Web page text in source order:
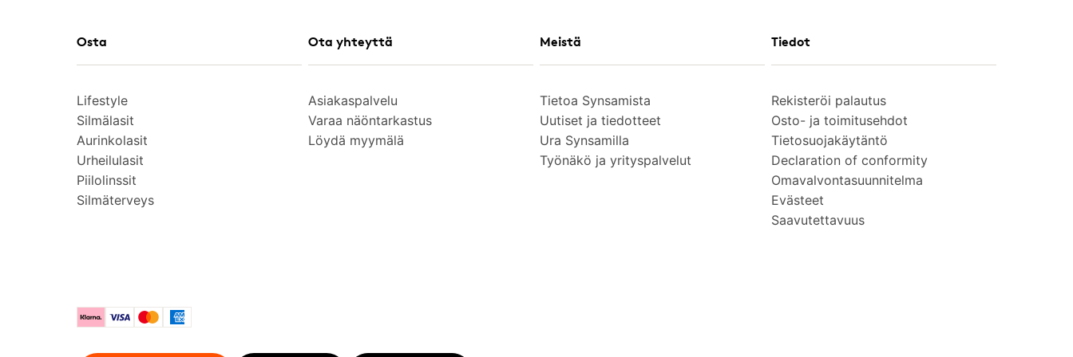
Osta
Lifestyle
Silmälasit
Aurinkolasit
Urheilulasit
Piilolinssit
Silmäterveys
Ota yhteyttä
Asiakaspalvelu
Varaa näöntarkastus
Löydä myymälä
Meistä
Tietoa Synsamista
Uutiset ja tiedotteet
Ura Synsamilla
Työnäkö ja yrityspalvelut
Tiedot
Rekisteröi palautus
Osto- ja toimitusehdot
Tietosuojakäytäntö
Declaration of conformity
Omavalvontasuunnitelma
Evästeet
Saavutettavuus
KlarnaVisa MastercardAmerican Express